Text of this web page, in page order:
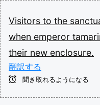
Visitors to the
when emperor
their new enclosure.
翻訳する
聞き取れるようになる